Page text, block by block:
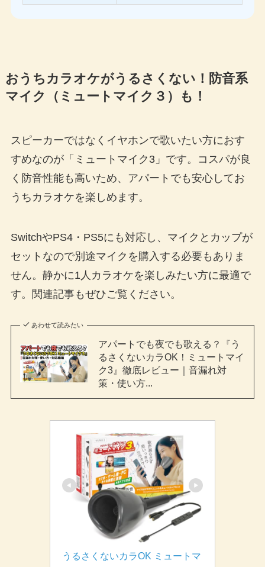
おうちカラオケがうるさくない！ 防音系
マイク（ミュートマイク３）
も！
スピーカーではなくイヤホンで歌いたい方におす
すめなのが「ミュートマイク3」です。コスパが良
く防音性能も高いため、アパートでも安心してお
うちカラオケを楽しめます。
SwitchやPS4・PS5にも対応し、マイクとカップが
セットなので別途マイクを購入する必要もありま
せん。静かに1人カラオケを楽しみたい方に最適で
す。関連記事もぜひご覧ください。
あわせて読みたい
アパートでも夜でも歌える？『う
るさくないカラOK！ミュートマイ
ク3』徹底レビュー｜音漏れ対
策・使い方...
うるさくないカラOK ミュートマ